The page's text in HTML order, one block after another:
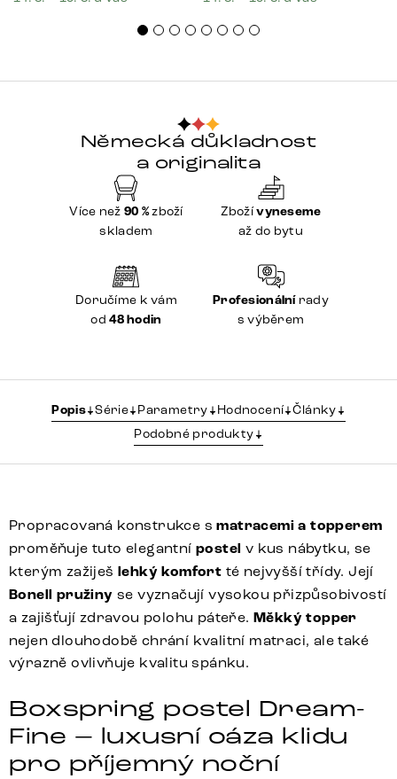
Německá důkladnost
a originalita
Více než 90 %zboží
skladem
Zbožívyneseme
až do bytu
Doručíme k vám
od48 hodin
Profesionálnírady
s výběrem
Popis Série Parametry Hodnocení Články
Podobné produkty
Propracovaná konstrukce smatracemi a topperem
proměňuje tuto elegantní postel v kus nábytku, se
kterým zažiješlehký komfort té nejvyšší třídy. Její
Bonell pružiny se vyznačují vysokou přizpůsobivostí
a zajišťují zdravou polohu páteře. Měkký topper
nejen dlouhodobě chrání kvalitní matraci, ale také
výrazně ovlivňuje kvalitu spánku.
Boxspring postel Dream-
Fine – luxusní oáza klidu
pro příjemný noční